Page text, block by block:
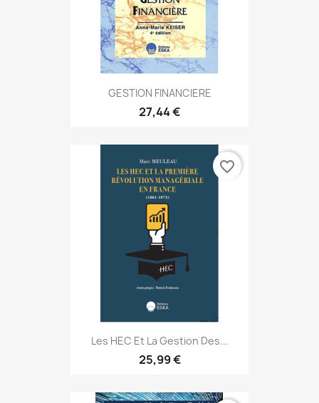
GESTION FINANCIERE
27,44 €
Les HEC Et La Gestion Des...
25,99 €
favorite_border